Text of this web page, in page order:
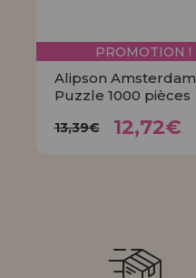
PROMOTION !
Alipson Amsterdam
Puzzle 1000 pièces
13,39€ 12,72€